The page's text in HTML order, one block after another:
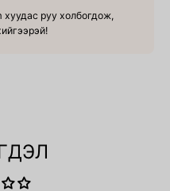
руу холбогдож,